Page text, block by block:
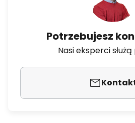
Potrzebujesz
Nasi eksperci